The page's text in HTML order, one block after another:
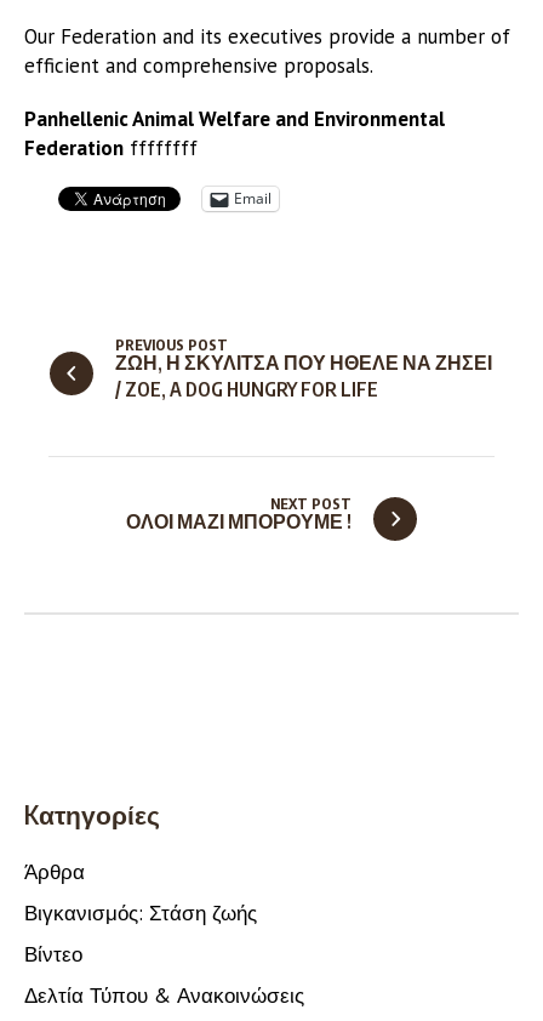
Our Federation and its executives provide a number of
efficient and comprehensive proposals.
Panhellenic Animal Welfare and Environmental
Federation ffffffff
Email
ΖΩΗ, Η ΣΚΥΛΙΤΣΑ ΠΟΥ ΗΘΕΛΕ ΝΑ ΖΗΣΕΙ
/ ZOE, A DOG HUNGRY FOR LIFE
PREVIOUS POST
ΟΛΟΙ ΜΑΖΙ ΜΠΟΡΟΥΜΕ !
NEXT POST
Kατηγορίες
Άρθρα
Βιγκανισμός: Στάση ζωής
Βίντεο
Δελτία Τύπου & Ανακοινώσεις